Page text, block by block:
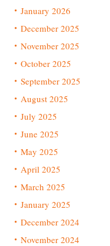
January 2026
December 2025
November 2025
October 2025
September 2025
August 2025
July 2025
June 2025
May 2025
April 2025
March 2025
January 2025
December 2024
November 2024